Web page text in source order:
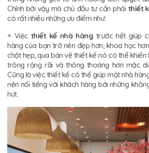
Chính bởi vậy mà chủ đầu tư cần phải thiết
có rất nhiều những ưu điểm như:
+ Việcthiết kế nhà hàng trước hết giúp
hàng của bạn trở nên đẹp hơn, khoa học
chật hẹp, qua bản vẽ thiết kế nó có thể
trông rộng rãi và thông thoáng hơn mặc
Cũng là việc thiết kế có thể giúp một nhà
nên nổi tiếng với khách hàng bởi những
hút.